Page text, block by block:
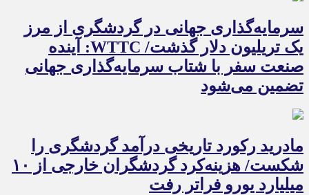
سرمایه‌گذاری جهانی در گردشگری از مرز
یک تریلیون دلار گذشت/ WTTC: آینده
صنعت سفر با شتاب سرمایه‌گذاری جهانی
تضمین می‌شود
مادرید رکورد تاریخی درآمد گردشگری را
شکست/ هزینه‌کرد گردشگران خارجی از ۱۰
میلیارد یورو فراتر رفت